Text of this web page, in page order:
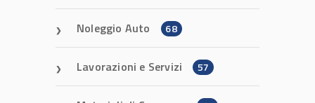
Noleggio Auto 68
Lavorazioni e Servizi 57